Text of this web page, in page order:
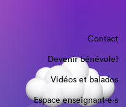
Contact
Devenir bénévole!
Vidéos et balados
Espace enseignant·e⋅s